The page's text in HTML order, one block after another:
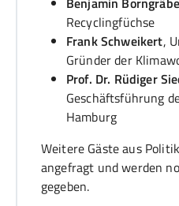
Recyclingfüchse
Frank Schweikert,
Gründer der
Prof. Dr. Rüdiger
Geschäftsführung
Hamburg
Weitere Gäste aus
angefragt und werden
gegeben.